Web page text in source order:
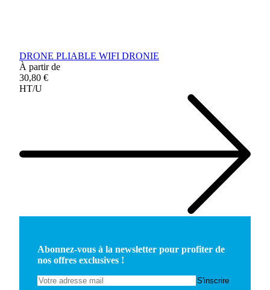
DRONE PLIABLE WIFI DRONIE
À partir de
30,80 €
HT/U
Abonnez-vous à la newsletter pour profiter de
nos offres exclusives !